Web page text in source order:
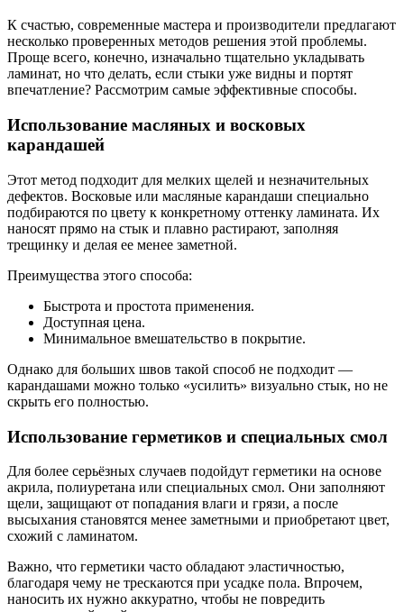
К счастью, современные мастера и производители предлагают
несколько проверенных методов решения этой проблемы.
Проще всего, конечно, изначально тщательно укладывать
ламинат, но что делать, если стыки уже видны и портят
впечатление? Рассмотрим самые эффективные способы.
Использование масляных и восковых
карандашей
Этот метод подходит для мелких щелей и незначительных
дефектов. Восковые или масляные карандаши специально
подбираются по цвету к конкретному оттенку ламината. Их
наносят прямо на стык и плавно растирают, заполняя
трещинку и делая ее менее заметной.
Преимущества этого способа:
Быстрота и простота применения.
Доступная цена.
Минимальное вмешательство в покрытие.
Однако для больших швов такой способ не подходит —
карандашами можно только «усилить» визуально стык, но не
скрыть его полностью.
Использование герметиков и специальных смол
Для более серьёзных случаев подойдут герметики на основе
акрила, полиуретана или специальных смол. Они заполняют
щели, защищают от попадания влаги и грязи, а после
высыхания становятся менее заметными и приобретают цвет,
схожий с ламинатом.
Важно, что герметики часто обладают эластичностью,
благодаря чему не трескаются при усадке пола. Впрочем,
наносить их нужно аккуратно, чтобы не повредить